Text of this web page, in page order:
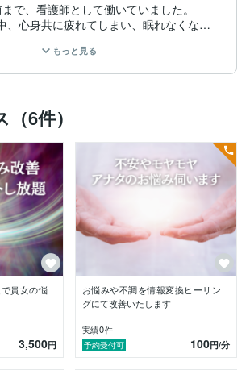
で、看護師として働いていました。
、心身共に疲れてしまい、眠れなくなり
ネリングと出会い、約2ヶ月の練習をし
情報変換ヒーリング』というヒーリン
玉を使ったヒーリングを行っておりま
カルトでもなく、スピリチュアルとも少
』です。
明することが出来ます。
すが、こちらのココナラでは、遠隔ヒー
ため、どこにいても施術が可能となって
ﾟ+｡:.ﾟ
ングでは難しいこともありますが、『こ
どうですか？』などメッセージを頂けた
します。
もっと見る
6件）
貴女の悩
3,500円
お悩みや不調を情報変換ヒーリン
グにて改善いたします
実績0件
予約受付可
100円/分